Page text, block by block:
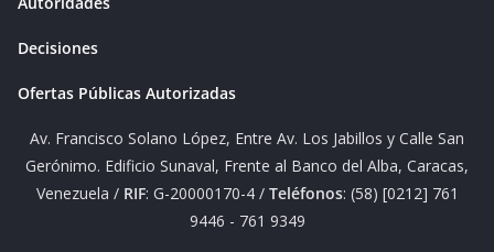
Decisiones
Ofertas Públicas Autorizadas
Av. Francisco Solano López, Entre Av. Los Jabillos y Calle San
Gerónimo. Edificio Sunaval, Frente al Banco del Alba, Caracas,
Venezuela / RIF: G-20000170-4 / Teléfonos: (58) [0212] 761
9446 - 761 9349